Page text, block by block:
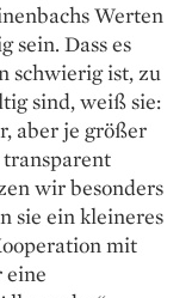
Werten
sein. Dass es
schwierig ist, zu
sind, weiß sie:
aber je größer
wir besonders
sie ein kleineres
mit
eine